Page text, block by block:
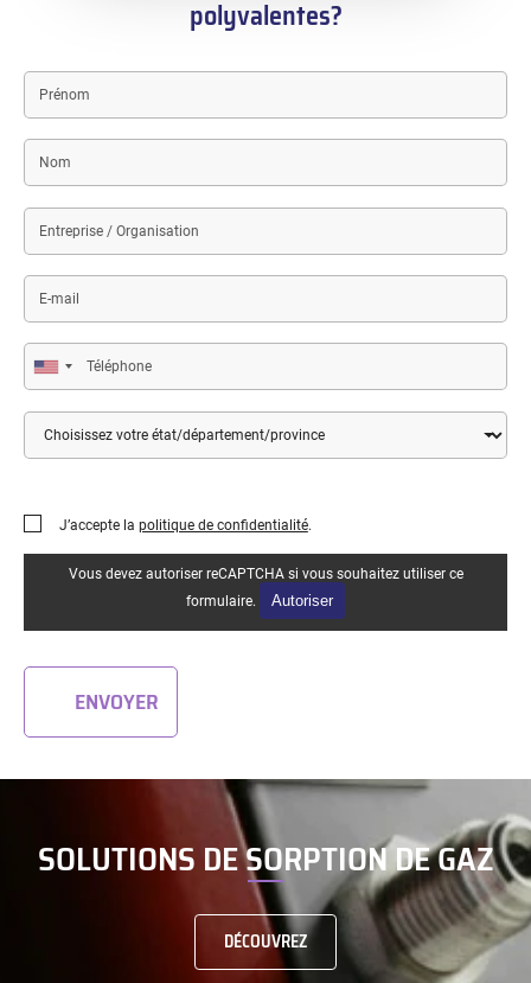
polyvalentes?
name
name
Entreprise
Organisation
mail
Pays
État
Département
J’accepte la politique de confidentialité.
Vous devez autoriser reCAPTCHA si vous souhaitez utiliser ce
formulaire.
Autoriser
ENVOYER
SOLUTIONS DE SORPTION DE GAZ
DÉCOUVREZ